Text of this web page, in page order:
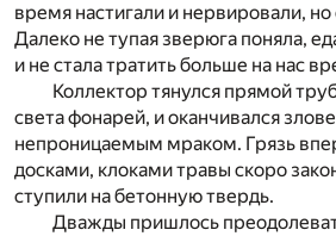
время настигали и нервировали, но
Далеко не тупая зверюга поняла,
и не стала тратить больше на нас
Коллектор тянулся прямой
света фонарей, и оканчивался
непроницаемым мраком. Грязь
досками, клоками травы скоро
ступили на бетонную твердь.
Дважды пришлось